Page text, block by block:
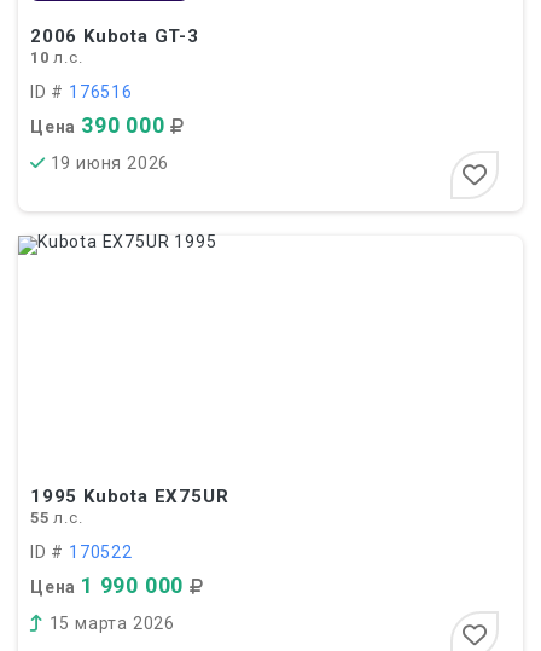
2006 Kubota GT-3
10 л.с.
ID # 176516
Цена 390 000
19 июня 2026
1995 Kubota EX75UR
55 л.с.
ID # 170522
Цена 1 990 000
15 марта 2026